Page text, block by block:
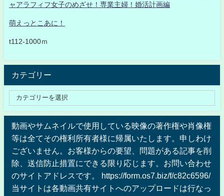
ャアラフィフ女子のめざせ！専業主婦！婚活計画編
萌えっとこあに！
t112-1000ｍ
カテゴリー
動画やサムネイルで使用している映像の著作権や肖像権
等は全てその権利所有者様に帰属いたします。申しわけ
ございません。お客様からの要望、問題がある記事を削
除、送信防止措置にできる限り応じます。お問い合わせ
のサイトアドレスです。 https://form.os7.biz/f/c82c6596/
当サイトは各動画共有サイトへのアップロードは行なっ